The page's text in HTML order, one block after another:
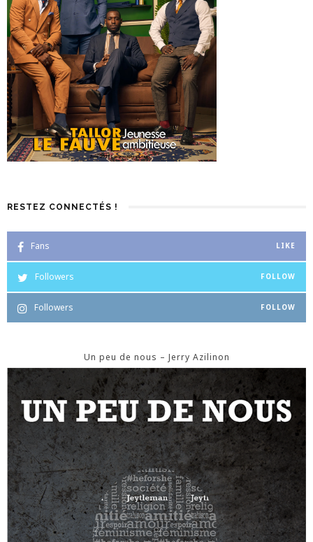
RESTEZ CONNECTÉS !
Fans LIKE
Followers FOLLOW
Followers FOLLOW
Un peu de nous – Jerry Azilinon